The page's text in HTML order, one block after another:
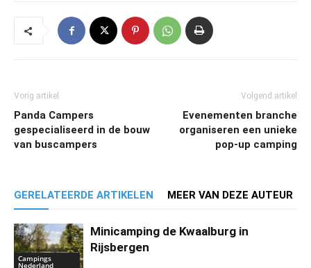
Vorig artikel
Panda Campers
gespecialiseerd in de bouw
van buscampers
Volgend artikel
Evenementen branche
organiseren een unieke
pop-up camping
GERELATEERDE ARTIKELEN MEER VAN DEZE AUTEUR
Campings
Nederland
Minicamping de Kwaalburg in
Rijsbergen